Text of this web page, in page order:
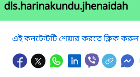
dls.harinakundu.jhenaidah
এই কনটেন্টটি শেয়ার করতে ক্লিক করুন